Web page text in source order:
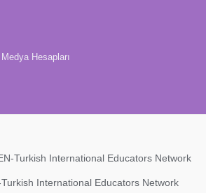
Hesapları
Turkish International Educators Network
International Educators Network